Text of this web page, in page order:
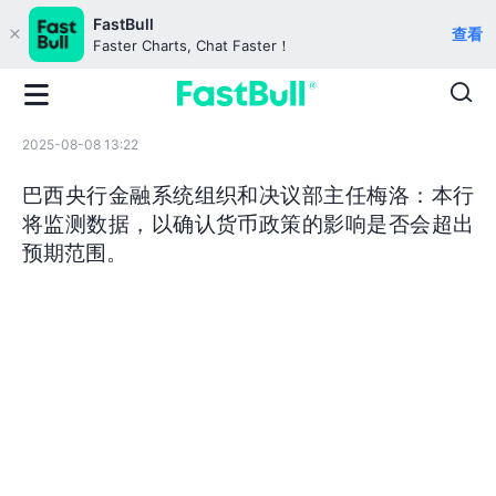
FastBull
Faster Charts, Chat Faster！
查看
2025-08-08 13:22
巴西央行金融系统组织和决议部主任梅洛：本行
将监测数据，以确认货币政策的影响是否会超出
预期范围。